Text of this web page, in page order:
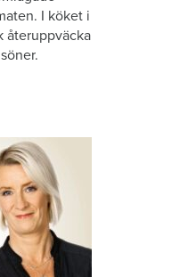
I köket i
återuppväcka